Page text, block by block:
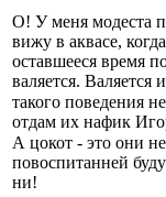
О! У меня модеста
вижу в аквасе,
оставшееся время
валяется. Валяется
такого поведения
отдам их нафик
А цокот - это они
повоспитанней
ни!